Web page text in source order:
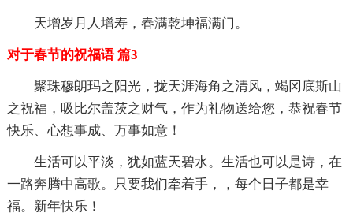
天增岁月人增寿，春满乾坤福满门。
对于春节的祝福语 篇3
聚珠穆朗玛之阳光，拢天涯海角之清风，竭冈底斯山
之祝福，吸比尔盖茨之财气，作为礼物送给您，恭祝春节
快乐、心想事成、万事如意！
生活可以平淡，犹如蓝天碧水。生活也可以是诗，在
一路奔腾中高歌。只要我们牵着手，，每个日子都是幸
福。新年快乐！